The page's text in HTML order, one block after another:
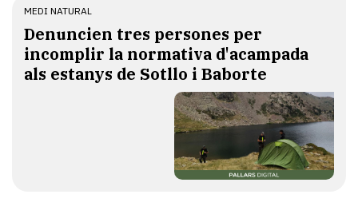
MEDI NATURAL
Denuncien tres persones per
incomplir la normativa d'acampada
als estanys de Sotllo i Baborte